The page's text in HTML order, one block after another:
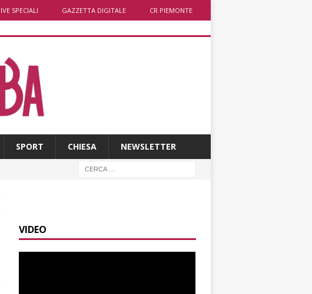
SPECIALI GAZZETTA DIGITALE CR PIEMONTE
SPORT CHIESA NEWSLETTER
VIDEO